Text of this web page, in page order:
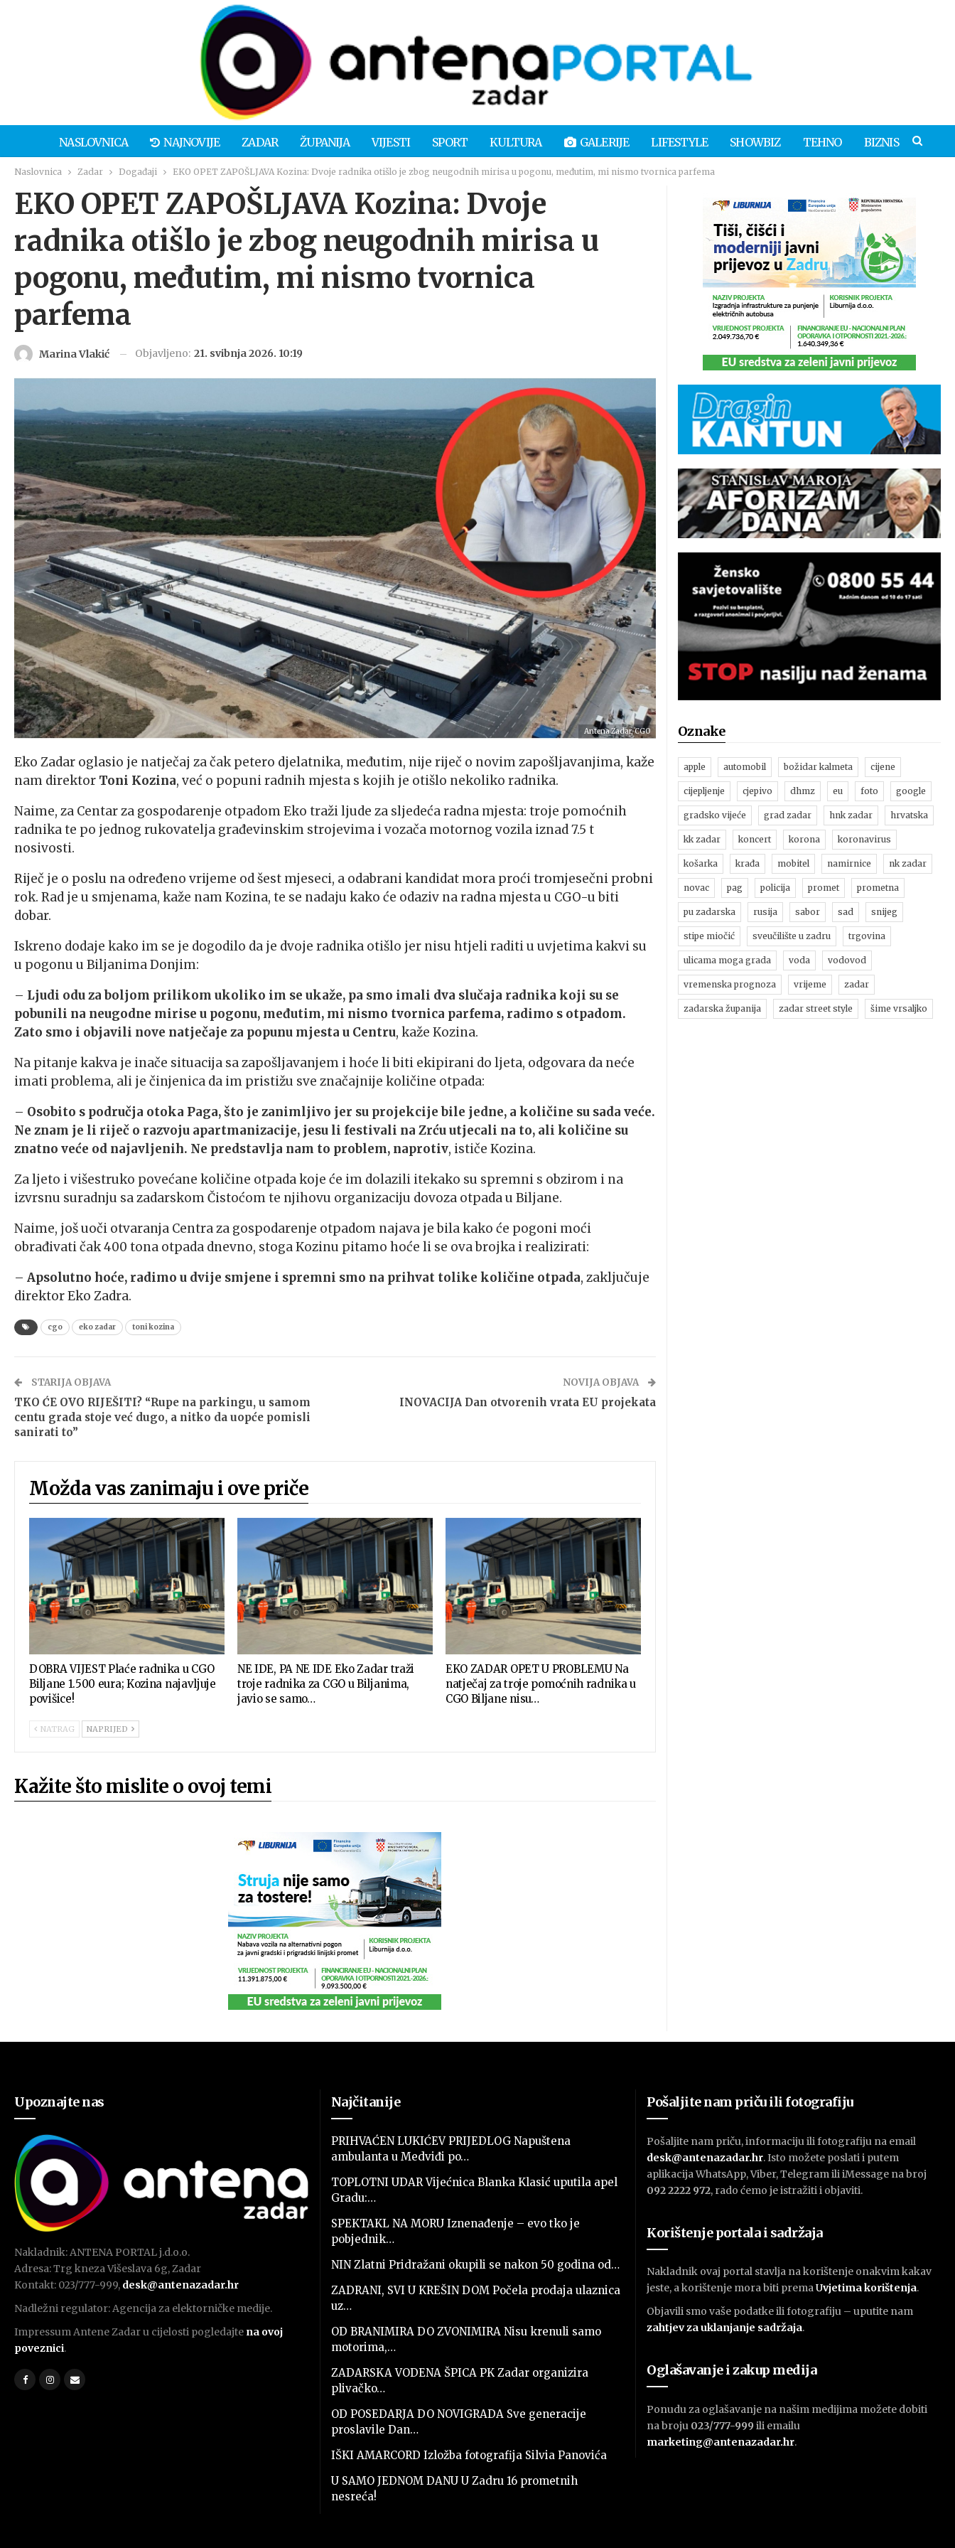
NASLOVNICA NAJNOVIJE ZADAR ŽUPANIJA VIJESTI SPORT KULTURA GALERIJE LIFESTYLE SHOWBIZ TEHNO BIZNIS
Naslovnica Zadar Događaji EKO OPET ZAPOŠLJAVA Kozina: Dvoje radnika otišlo je zbog neugodnih mirisa u pogonu, međutim, mi nismo tvornica parfema
EKO OPET ZAPOŠLJAVA Kozina: Dvoje
radnika otišlo je zbog neugodnih mirisa u
pogonu, međutim, mi nismo tvornica
parfema
Marina Vlakić Objavljeno: 21. svibnja 2026. 10:19
Antena Zadar, CGO
Eko Zadar oglasio je natječaj za čak petero djelatnika, međutim, nije riječ o novim zapošljavanjima, kaže
nam direktor Toni Kozina, već o popuni radnih mjesta s kojih je otišlo nekoliko radnika.
Naime, za Centar za gospodarenje otpadom Eko traži ljude za sljedeća radna mjesta: troje pomoćnih
radnika te po jednog rukovatelja građevinskim strojevima i vozača motornog vozila iznad 7.5 t
nosivosti.
Riječ je o poslu na određeno vrijeme od šest mjeseci, a odabrani kandidat mora proći tromjesečni probni
rok. Rad je u smjenama, kaže nam Kozina, te se nadaju kako će odaziv na radna mjesta u CGO-u biti
dobar.
Iskreno dodaje kako im se je dogodilo da je dvoje radnika otišlo jer nisu htjeli raditi u uvjetima kakvi su
u pogonu u Biljanima Donjim:
– Ljudi odu za boljom prilikom ukoliko im se ukaže, pa smo imali dva slučaja radnika koji su se
pobunili na neugodne mirise u pogonu, međutim, mi nismo tvornica parfema, radimo s otpadom.
Zato smo i objavili nove natječaje za popunu mjesta u Centru, kaže Kozina.
Na pitanje kakva je inače situacija sa zapošljavanjem i hoće li biti ekipirani do ljeta, odgovara da neće
imati problema, ali je činjenica da im pristižu sve značajnije količine otpada:
– Osobito s područja otoka Paga, što je zanimljivo jer su projekcije bile jedne, a količine su sada veće.
Ne znam je li riječ o razvoju apartmanizacije, jesu li festivali na Zrću utjecali na to, ali količine su
znatno veće od najavljenih. Ne predstavlja nam to problem, naprotiv, ističe Kozina.
Za ljeto i višestruko povećane količine otpada koje će im dolazili itekako su spremni s obzirom i na
izvrsnu suradnju sa zadarskom Čistoćom te njihovu organizaciju dovoza otpada u Biljane.
Naime, još uoči otvaranja Centra za gospodarenje otpadom najava je bila kako će pogoni moći
obrađivati čak 400 tona otpada dnevno, stoga Kozinu pitamo hoće li se ova brojka i realizirati:
– Apsolutno hoće, radimo u dvije smjene i spremni smo na prihvat tolike količine otpada, zaključuje
direktor Eko Zadra.
cgo eko zadar toni kozina
STARIJA OBJAVA
TKO ĆE OVO RIJEŠITI? “Rupe na parkingu, u samom
centu grada stoje već dugo, a nitko da uopće pomisli
sanirati to”
NOVIJA OBJAVA
INOVACIJA Dan otvorenih vrata EU projekata
Možda vas zanimaju i ove priče
DOBRA VIJEST Plaće radnika u CGO
Biljane 1.500 eura; Kozina najavljuje
povišice!
NE IDE, PA NE IDE Eko Zadar traži
troje radnika za CGO u Biljanima,
javio se samo…
EKO ZADAR OPET U PROBLEMU Na
natječaj za troje pomoćnih radnika u
CGO Biljane nisu…
NATRAG NAPRIJED
Kažite što mislite o ovoj temi
Oznake
apple automobil božidar kalmeta cijene
cijepljenje cjepivo dhmz eu foto google
gradsko vijeće grad zadar hnk zadar hrvatska
kk zadar koncert korona koronavirus
košarka krađa mobitel namirnice nk zadar
novac pag policija promet prometna
pu zadarska rusija sabor sad snijeg
stipe miočić sveučilište u zadru trgovina
ulicama moga grada voda vodovod
vremenska prognoza vrijeme zadar
zadarska županija zadar street style šime vrsaljko
Upoznajte nas
Nakladnik: ANTENA PORTAL j.d.o.o.
Adresa: Trg kneza Višeslava 6g, Zadar
Kontakt: 023/777-999, desk@antenazadar.hr
Nadležni regulator: Agencija za elektorničke medije.
Impressum Antene Zadar u cijelosti pogledajte na ovoj
poveznici.
Najčitanije
PRIHVAĆEN LUKIĆEV PRIJEDLOG Napuštena
ambulanta u Medviđi po…
TOPLOTNI UDAR Vijećnica Blanka Klasić uputila apel
Gradu:…
SPEKTAKL NA MORU Iznenađenje – evo tko je
pobjednik…
NIN Zlatni Pridražani okupili se nakon 50 godina od…
ZADRANI, SVI U KREŠIN DOM Počela prodaja ulaznica
uz…
OD BRANIMIRA DO ZVONIMIRA Nisu krenuli samo
motorima,…
ZADARSKA VODENA ŠPICA PK Zadar organizira
plivačko…
OD POSEDARJA DO NOVIGRADA Sve generacije
proslavile Dan…
IŠKI AMARCORD Izložba fotografija Silvia Panovića
U SAMO JEDNOM DANU U Zadru 16 prometnih
nesreća!
Pošaljite nam priču ili fotografiju
Pošaljite nam priču, informaciju ili fotografiju na email
desk@antenazadar.hr. Isto možete poslati i putem
aplikacija WhatsApp, Viber, Telegram ili iMessage na broj
092 2222 972, rado ćemo je istražiti i objaviti.
Korištenje portala i sadržaja
Nakladnik ovaj portal stavlja na korištenje onakvim kakav
jeste, a korištenje mora biti premaUvjetima korištenja.
Objavili smo vaše podatke ili fotografiju – uputite nam
zahtjev za uklanjanje sadržaja.
Oglašavanje i zakup medija
Ponudu za oglašavanje na našim medijima možete dobiti
na broju 023/777-999 ili emailu
marketing@antenazadar.hr.